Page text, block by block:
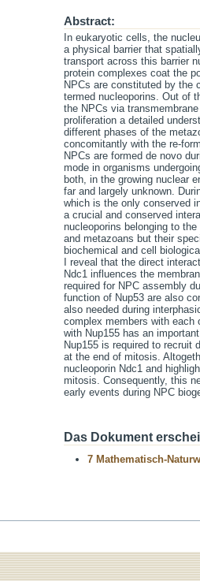
Abstract:
In eukaryotic cells, the
a physical barrier that
transport across this barrier
protein complexes coat the
NPCs are constituted by the
termed nucleoporins. Out of
the NPCs via
proliferation a detailed
different phases of the
concomitantly with the re-
NPCs are formed de novo
mode in organisms
both, in the growing nuclear
far and largely unknown.
which is the only conserved
a crucial and conserved
nucleoporins belonging to
and metazoans but their
biochemical and cell
I reveal that the direct
Ndc1 influences the
required for NPC assembly
function of Nup53 are also
also needed during
complex members with each
with Nup155 has an
Nup155 is required to recruit
at the end of mitosis.
nucleoporin Ndc1 and
mitosis. Consequently, this
early events during NPC
Das Dokument
7 Mathematisch-